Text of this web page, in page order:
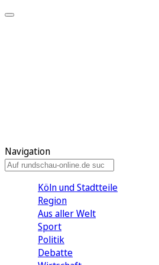
Navigation
Köln und Stadtteile
Region
Aus aller Welt
Sport
Politik
Debatte